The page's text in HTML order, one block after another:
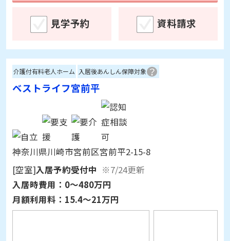
介護付有料老人ホーム 入居後あんしん保障対象
ベストライフ宮前平
神奈川県川崎市宮前区宮前平2-15-8
[空室]入居予約受付中 ※7/24更新
入居時費用：0～480万円
月額利用料： 15.4～21万円